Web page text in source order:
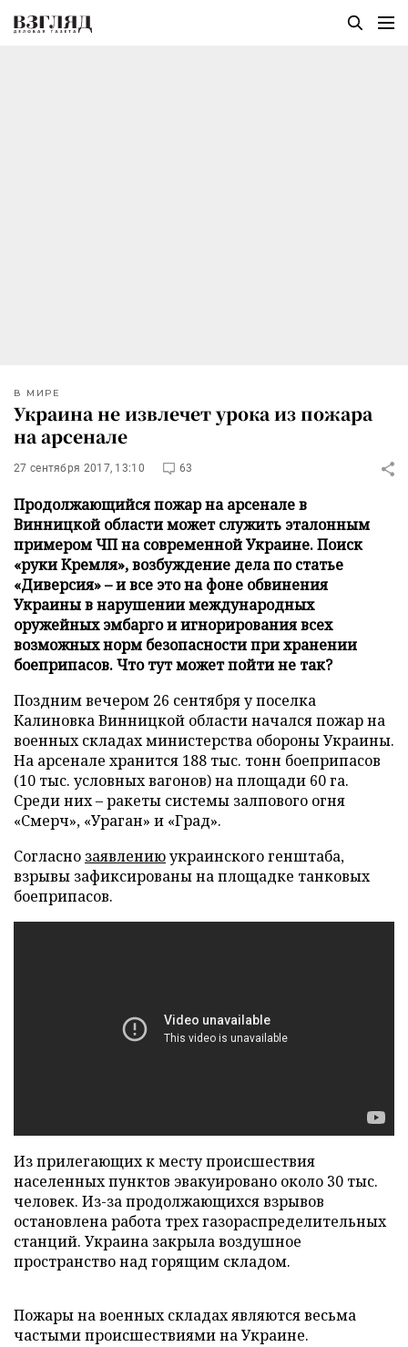
В МИРЕ
Украина не извлечет урока из пожара
на арсенале
27 сентября 2017, 13:10 63
Продолжающийся пожар на арсенале в
Винницкой области может служить эталонным
примером ЧП на современной Украине. Поиск
«руки Кремля», возбуждение дела по статье
«Диверсия» – и все это на фоне обвинения
Украины в нарушении международных
оружейных эмбарго и игнорирования всех
возможных норм безопасности при хранении
боеприпасов. Что тут может пойти не так?
Поздним вечером 26 сентября у поселка
Калиновка Винницкой области начался пожар на
военных складах министерства обороны Украины.
На арсенале хранится 188 тыс. тонн боеприпасов
(10 тыс. условных вагонов) на площади 60 га.
Среди них – ракеты системы залпового огня
«Смерч», «Ураган» и «Град».
Согласно заявлениюукраинского генштаба,
взрывы зафиксированы на площадке танковых
боеприпасов.
Из прилегающих к месту происшествия
населенных пунктов эвакуировано около 30 тыс.
человек. Из-за продолжающихся взрывов
остановлена работа трех газораспределительных
станций. Украина закрыла воздушное
пространство над горящим складом.
Пожары на военных складах являются весьма
частыми происшествиями на Украине.